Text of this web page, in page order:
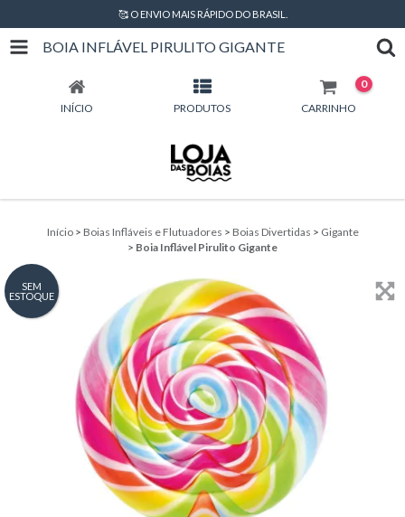
🥰 O ENVIO MAIS RÁPIDO DO BRASIL.
BOIA INFLÁVEL PIRULITO GIGANTE
INÍCIO PRODUTOS CARRINHO
0
Início > Boias Infláveis e Flutuadores > Boias Divertidas > Gigante
> Boia Inflável Pirulito Gigante
SEM
ESTOQUE